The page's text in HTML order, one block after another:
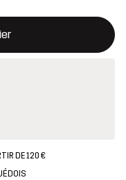
confirmant un nouvel
DE 120 €